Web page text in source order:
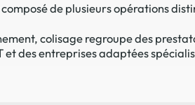
de plusieurs opérations
colisage regroupe des
et des entreprises adaptées